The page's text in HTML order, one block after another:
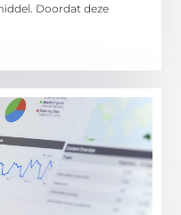
Doordat deze